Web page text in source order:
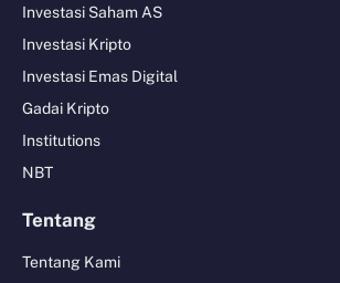
Investasi Saham AS
Investasi Kripto
Investasi Emas Digital
Gadai Kripto
Institutions
NBT
Tentang
Tentang Kami